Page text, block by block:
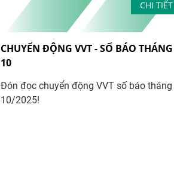
CHI TIẾT
CHUYỂN ĐỘNG VVT - SỐ BÁO THÁNG
10
Đón đọc chuyển động VVT số báo tháng
10/2025!